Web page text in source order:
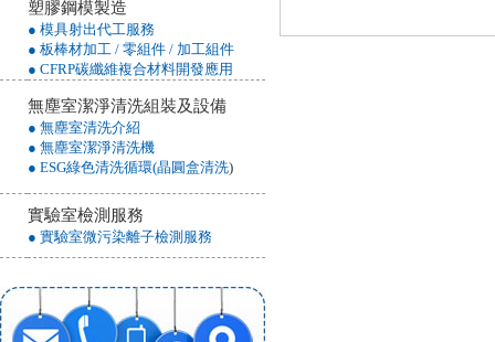
塑膠鋼模製造
● 模具射出代工服務
● 板棒材加工 / 零組件 / 加工組件
● CFRP碳纖維複合材料開發應用
無塵室潔淨清洗組裝及設備
● 無塵室清洗介紹
● 無塵室潔淨清洗機
● ESG綠色清洗循環(晶圓盒清洗)
實驗室檢測服務
● 實驗室微污染離子檢測服務